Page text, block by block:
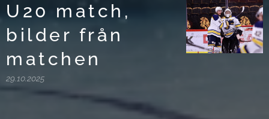
U20 match,
bilder från
matchen
29.10.2025